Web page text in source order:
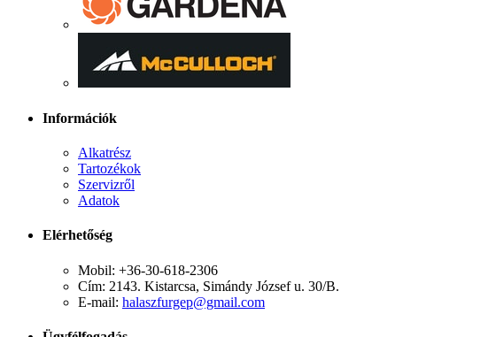
Információk
Alkatrész
Tartozékok
Szervizről
Adatok
Elérhetőség
Mobil: +36-30-618-2306
Cím: 2143. Kistarcsa, Simándy József u. 30/B.
E-mail: halaszfurgep@gmail.com